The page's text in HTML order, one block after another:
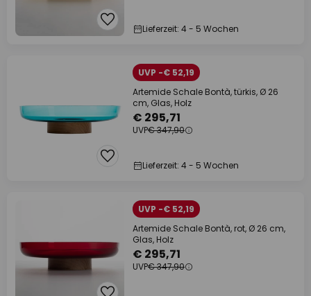
Lieferzeit: 4 - 5 Wochen
UVP -€ 52,19
Artemide Schale Bontà, türkis, Ø 26
cm, Glas, Holz
€ 295,71
UVP€ 347,90
Lieferzeit: 4 - 5 Wochen
UVP -€ 52,19
Artemide Schale Bontà, rot, Ø 26 cm,
Glas, Holz
€ 295,71
UVP€ 347,90